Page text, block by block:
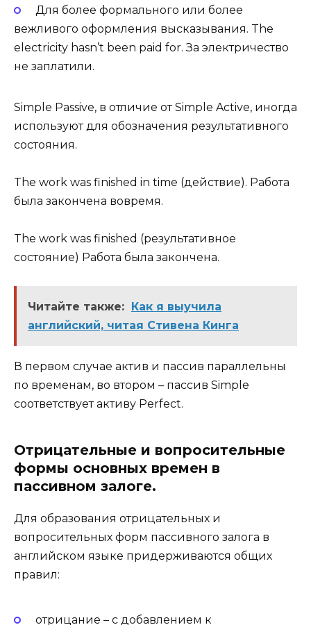
Для более формального или более
вежливого оформления высказывания. The
electricity hasn’t been paid for. За электричество
не заплатили.
Simple Passive, в отличие от Simple Active, иногда
используют для обозначения результативного
состояния.
The work was finished in time (действие). Работа
была закончена вовремя.
The work was finished (результативное
состояние) Работа была закончена.
Читайте также: Как я выучила
английский, читая Стивена Кинга
В первом случае актив и пассив параллельны
по временам, во втором – пассив Simple
соответствует активу Perfect.
Отрицательные и вопросительные
формы основных времен в
пассивном залоге.
Для образования отрицательных и
вопросительных форм пассивного залога в
английском языке придерживаются общих
правил:
отрицание – с добавлением к